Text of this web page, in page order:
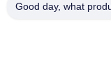
Good day, what